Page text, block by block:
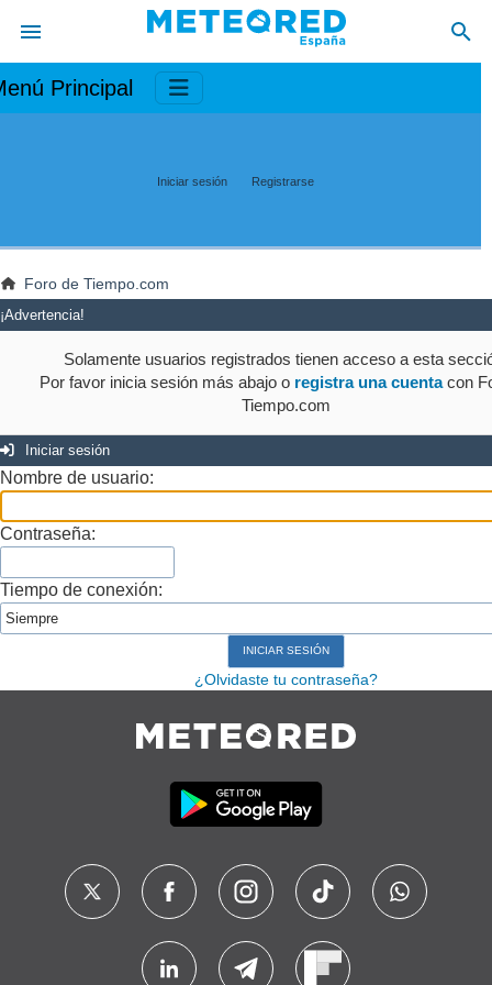
Principal
Iniciar sesión Registrarse
Foro de Tiempo.com
¡Advertencia!
Solamente usuarios registrados tienen acceso a esta
Por favor inicia sesión más abajo o registra una cuentacon
Tiempo.com
Iniciar sesión
Nombre de usuario:
Contraseña:
Tiempo de conexión:
¿Olvidaste tu contraseña?